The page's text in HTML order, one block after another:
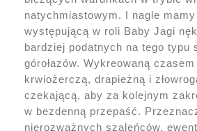
natychmiastowym. I nagle
występującą w roli Baby Jagi
bardziej podatnych na tego typu
górołazów. Wykreowaną
krwiożerczą, drapieżną i
czekającą, aby za kolejnym
w bezdenną przepaść.
nierozważnych szaleńców,